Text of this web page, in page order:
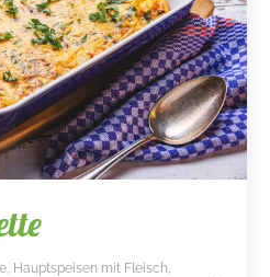
Hauptspeisen mit Fleisch